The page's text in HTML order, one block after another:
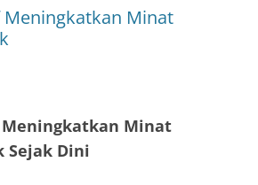
Meningkatkan Minat
Meningkatkan Minat
Sejak Dini